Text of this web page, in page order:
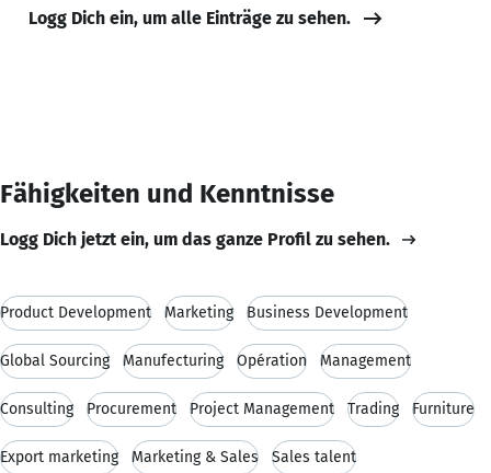
Logg Dich ein, um alle Einträge zu sehen.
Fähigkeiten und Kenntnisse
Logg Dich jetzt ein, um das ganze Profil zu sehen.
Product Development Marketing Business Development
Global Sourcing Manufecturing Opération Management
Consulting Procurement Project Management Trading Furniture
Export marketing Marketing & Sales Sales talent